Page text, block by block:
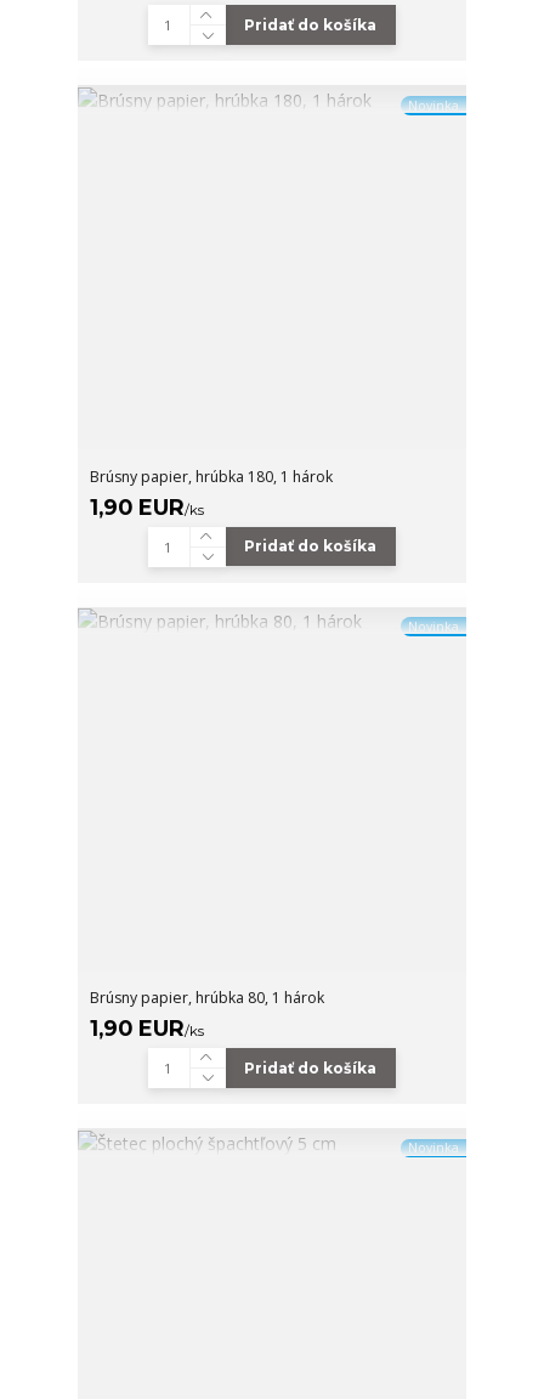
Pridať do košíka
Novinka
Brúsny papier, hrúbka 180, 1 hárok
1,90 EUR/ks
Pridať do košíka
Novinka
Brúsny papier, hrúbka 80, 1 hárok
1,90 EUR/ks
Pridať do košíka
Novinka